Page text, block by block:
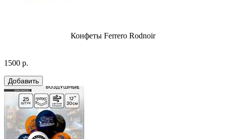
Конфеты Ferrero Rodnoir
1500 р.